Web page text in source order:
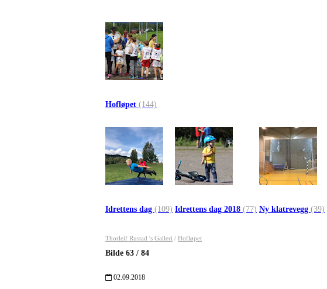
Hofløpet (144)
Idrettens dag (109) Idrettens dag 2018 (77) Ny klatrevegg (39)
Thorleif Rustad 's Galleri / Hofløpet
Bilde 63 / 84
02.09.2018